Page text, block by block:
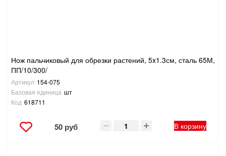
Нож пальчиковый для обрезки растений, 5x1.3см, сталь 65М,
ПП/10/300/
Артикул 154-075
Базовая единица шт
Код 618711
50 руб В корзину